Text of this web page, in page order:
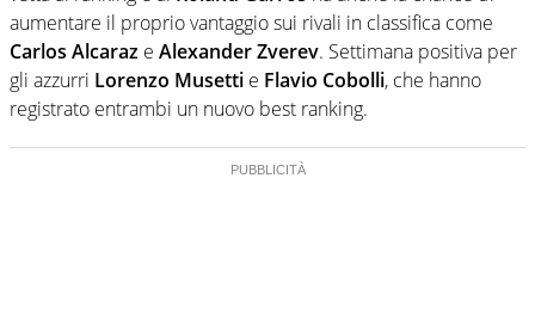
aumentare il proprio vantaggio sui rivali in classifica come
Carlos Alcaraz e Alexander Zverev. Settimana positiva per
gli azzurri Lorenzo Musetti e Flavio Cobolli, che hanno
registrato entrambi un nuovo best ranking.